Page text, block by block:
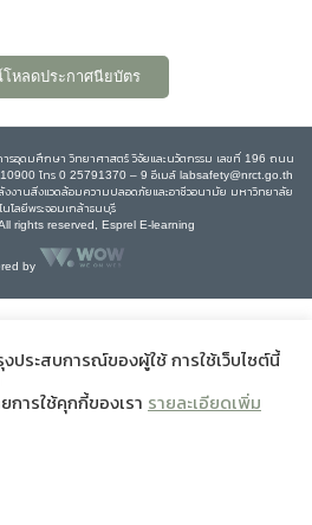
โหลดประกาศนียบัตร
ารอุดมศึกษา วิทยาศาสตร์ วิจัยและนวัตกรรม เลขที่ 196 ถนน
โทร 0 25791370 – 9 อีเมล์ labsafety@nrct.go.th
านสิ่งแวดล้อมความปลอดภัยและอาชีวอนามัย มหาวิทยาลัย
นโลยีพระจอมเกล้าธนบุรี
rights reserved, Esprel E-learning
by
ประสบการณ์ของผู้ใช้ การใช้เว็บไซต์นี้
การใช้คุกกี้ของเรา รายละเอียดเพิ่ม